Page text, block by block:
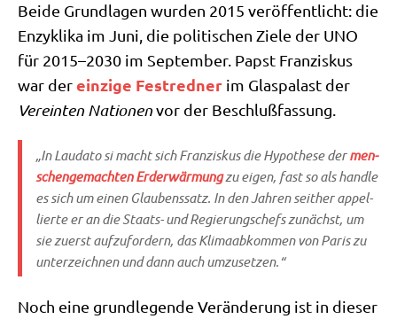
Bei­de Grund­la­gen wur­den 2015 ver­öf­fent­licht: die
Enzy­kli­ka im Juni, die poli­ti­schen Zie­le der UNO
für 2015–2030 im Sep­tem­ber. Papst Fran­zis­kus
war derein­zi­ge Fest­red­ner im Glas­pa­last der
Ver­ein­ten Natio­nenvor der Beschlußfassung.
„InLau­da­to simacht sich Fran­zis­kus die Hypo­the­se dermen­
schen­ge­mach­ten Erd­er­wär­mungzu eigen, fast so als hand­le
es sich um einen Glau­bens­satz. In den Jah­ren seit­her appel­
lier­te er an die Staats- und Regie­rungs­chefs zunächst, um
sie zuerst auf­zu­for­dern, das Kli­ma­ab­kom­men von Paris zu
unter­zeich­nen und dann auch umzusetzen.“
Noch eine grund­le­gen­de Ver­än­de­rung ist in die­ser